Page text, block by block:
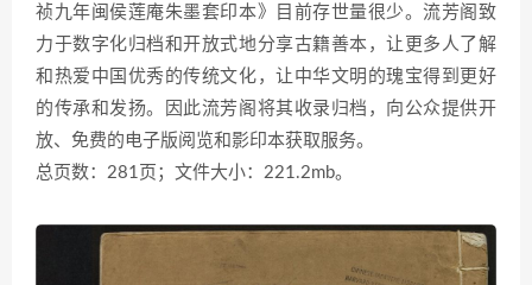
祯九年闽侯莲庵朱墨套印本》目前存世量很少。流芳阁致
力于数字化归档和开放式地分享古籍善本，让更多人了解
和热爱中国优秀的传统文化，让中华文明的瑰宝得到更好
的传承和发扬。因此流芳阁将其收录归档，向公众提供开
放、免费的电子版阅览和影印本获取服务。
总页数：281页；文件大小：221.2mb。